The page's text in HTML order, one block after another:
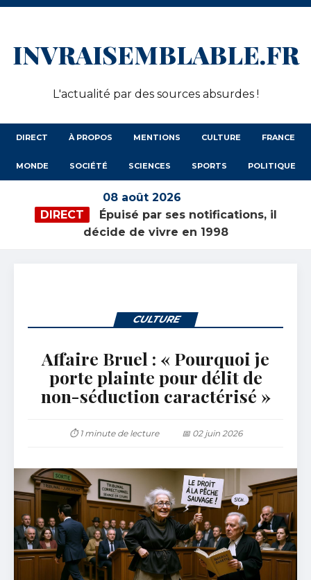
INVRAISEMBLABLE.FR
L'actualité par des sources absurdes !
DIRECT À PROPOS MENTIONS CULTURE FRANCE
MONDE SOCIÉTÉ SCIENCES SPORTS POLITIQUE
08 août 2026
DIRECT
Épuisé par ses notifications, il
décide de vivre en 1998
CULTURE
Affaire Bruel : « Pourquoi je
porte plainte pour délit de
non-séduction caractérisé »
⏱ 1 minute de lecture 📅 02 juin 2026